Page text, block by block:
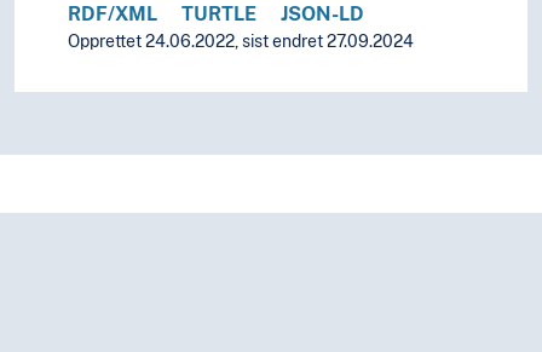
RDF/XML TURTLE JSON-LD
Opprettet 24.06.2022, sist endret 27.09.2024